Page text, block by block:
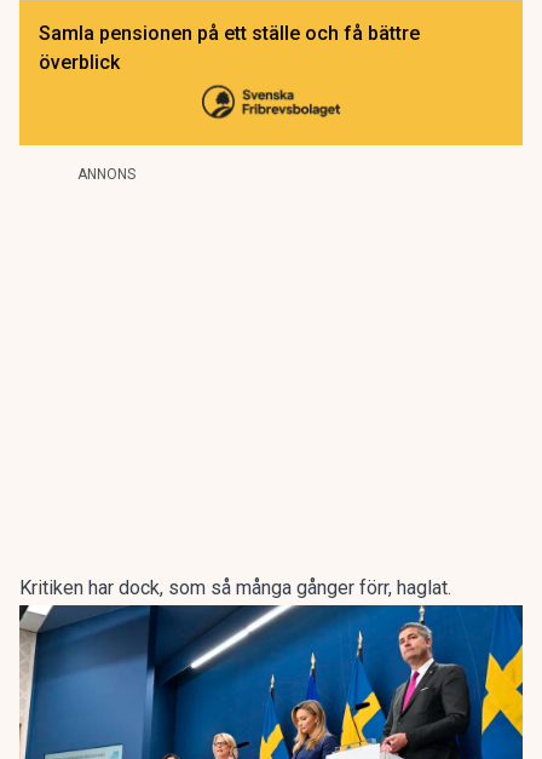
Samla pensionen på ett ställe och få bättre
överblick
ANNONS
Kritiken har dock, som så många gånger förr, haglat.